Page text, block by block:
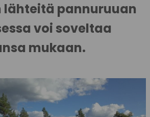
lähteitä pannuruuan
voi soveltaa
mukaan.